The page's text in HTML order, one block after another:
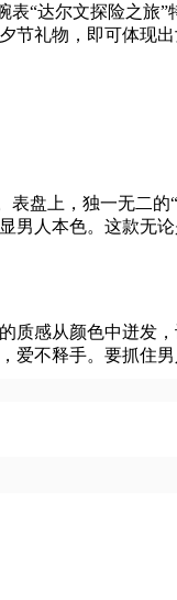
“达尔文探险之旅”
礼物，即可体现
上，独一无二的
男人本色。这款无
感从颜色中迸发，
爱不释手。要抓住